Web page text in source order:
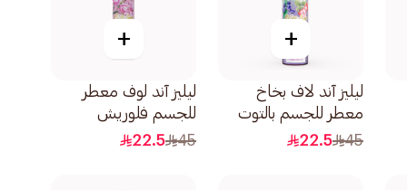
+
ليليز آند لاف بخاخ
معطر للجسم بالتوت
250مل
45
22.5
+
ليليز آند لوف معطر
للجسم فلوريش
250مل
45
22.5